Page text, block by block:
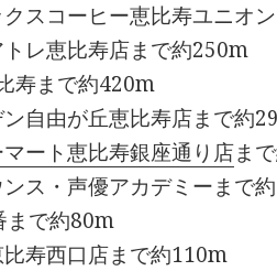
スコーヒー恵比寿ユニオ
レ恵比寿店まで約250m
寿まで約420m
自由が丘恵比寿店まで約
ート恵比寿銀座通り店ま
ス・声優アカデミーまで
まで約80m
寿西口店まで約110m